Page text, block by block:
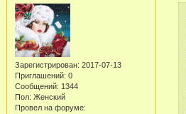
Зарегистрирован: 2017-07-13
Приглашений: 0
Сообщений: 1344
Пол: Женский
Провел на форуме: